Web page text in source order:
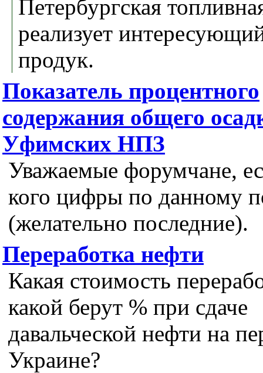
Петербургская
реализует
продук.
Показатель процентного
содержания общего
Уфимских НПЗ
Уважаемые форумчане,
кого цифры по данному
(желательно последние).
Переработка нефти
Какая стоимость
какой берут % при сдаче
давальческой нефти на
Украине?